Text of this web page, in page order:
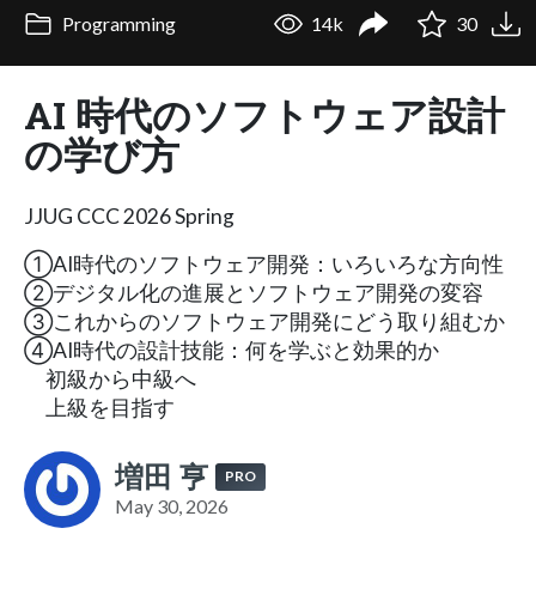
Programming 14k 30
AI 時代のソフトウェア設計
の学び方
JJUG CCC 2026 Spring
①AI時代のソフトウェア開発：いろいろな方向性
②デジタル化の進展とソフトウェア開発の変容
③これからのソフトウェア開発にどう取り組むか
④AI時代の設計技能：何を学ぶと効果的か
初級から中級へ
上級を目指す
増田 亨 PRO
May 30, 2026